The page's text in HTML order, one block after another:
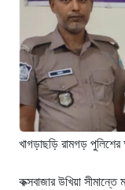
খাগড়াছড়ি রামগড়
কক্সবাজার উখিয়া সীমান্তে